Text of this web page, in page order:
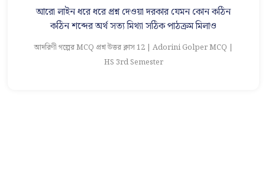
আরো লাইন ধরে ধরে প্রশ্ন দেওয়া দরকার যেমন কোন কঠিন
কঠিন শব্দের অর্থ সত্য মিথ্যা সঠিক পাঠক্রম মিলাও
আদরিণী গল্পের MCQ প্রশ্ন উত্তর ক্লাস 12 | Adorini Golper MCQ |
HS 3rd Semester